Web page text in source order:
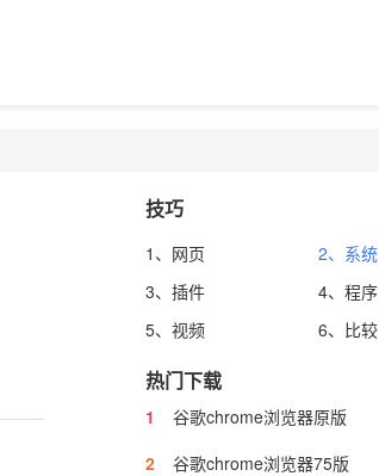
技巧
1、网页
2、系统
3、插件
4、程序
5、视频
6、比较
热门下载
1 谷歌chrome浏览器原版
2 谷歌chrome浏览器75版